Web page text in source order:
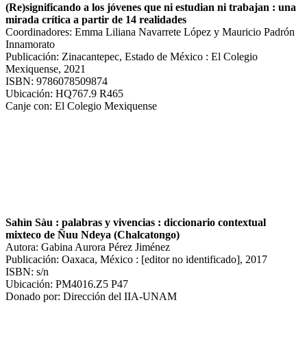
(Re)significando a los jóvenes que ni estudian ni trabajan : una
mirada crítica a partir de 14 realidades
Coordinadores: Emma Liliana Navarrete López y Mauricio Padrón
Innamorato
Publicación: Zinacantepec, Estado de México : El Colegio
Mexiquense, 2021
ISBN: 9786078509874
Ubicación: HQ767.9 R465
Canje con: El Colegio Mexiquense
Sahìn Sàu : palabras y vivencias : diccionario contextual
mixteco de Ñuu Ndeya (Chalcatongo)
Autora: Gabina Aurora Pérez Jiménez
Publicación: Oaxaca, México : [editor no identificado], 2017
ISBN: s/n
Ubicación: PM4016.Z5 P47
Donado por: Dirección del IIA-UNAM